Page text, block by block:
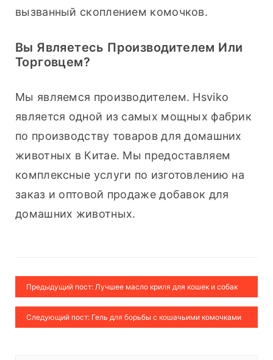
вызванный скоплением комочков.
Вы Являетесь Производителем Или
Торговцем?
Мы являемся производителем. Hsviko
является одной из самых мощных фабрик
по производству товаров для домашних
животных в Китае. Мы предоставляем
комплексные услуги по изготовлению на
заказ и оптовой продаже добавок для
домашних животных.
Предыдущий пост: Лучшее масло криля для кошек и собак
Следующий пост: Гель для борьбы с кошачьими комочками